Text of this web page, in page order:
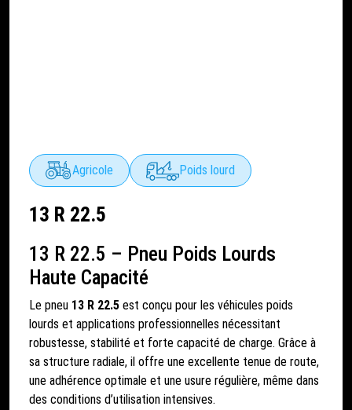
Agricole Poids lourd
13 R 22.5
13 R 22.5 – Pneu Poids Lourds
Haute Capacité
Le pneu 13 R 22.5 est conçu pour les véhicules poids
lourds et applications professionnelles nécessitant
robustesse, stabilité et forte capacité de charge. Grâce à
sa structure radiale, il offre une excellente tenue de route,
une adhérence optimale et une usure régulière, même dans
des conditions d’utilisation intensives.